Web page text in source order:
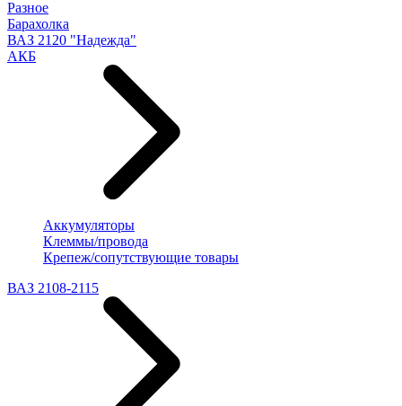
Разное
Барахолка
ВАЗ 2120 "Надежда"
АКБ
Аккумуляторы
Клеммы/провода
Крепеж/сопутствующие товары
ВАЗ 2108-2115